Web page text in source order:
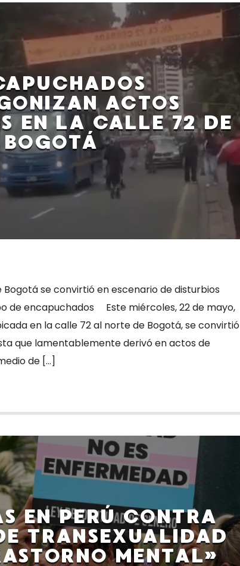
ACTOS
EN LA CALLE 72 DE
BOGOTÁ
Bogotá se convirtió en escenario de disturbios
de encapuchados Este miércoles, 22 de mayo,
en la calle 72 al norte de Bogotá, se convirtió
que lamentablemente derivó en actos de
de […]
EN PERÚ CONTRA
TRANSEXUALIDAD
MENTAL»